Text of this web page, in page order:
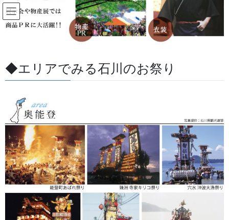
コ
ン
テ
移
動
ナ
ビ
ゲ
ン
に
すべての記事
すべての記事 お祭用品・品目 幕・のぼり 紅白のロープ
2018/08/02 / 最終更新日 :
幕・のぼり
紅白のロープ
◆エリアでみる石川のお祭り